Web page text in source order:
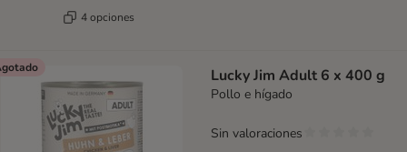
4 opciones
Lucky Jim Adult 6 x 400 g
Pollo e hígado
Sin valoraciones